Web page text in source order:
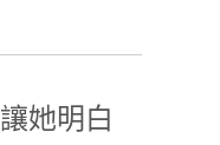
她明白